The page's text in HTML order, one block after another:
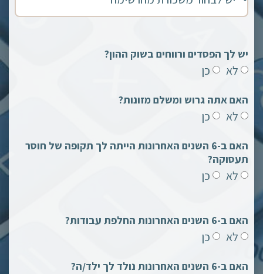
יש לך הפסדים ורווחים בשוק ההון?
לא כן
האם אתה גרוש ומשלם מזונות?
לא כן
האם ב-6 השנים האחרונות הייתה לך תקופה של חוסר
תעסוקה?
לא כן
האם ב-6 השנים האחרונות החלפת עבודות?
לא כן
האם ב-6 השנים האחרונות נולד לך ילד/ה?